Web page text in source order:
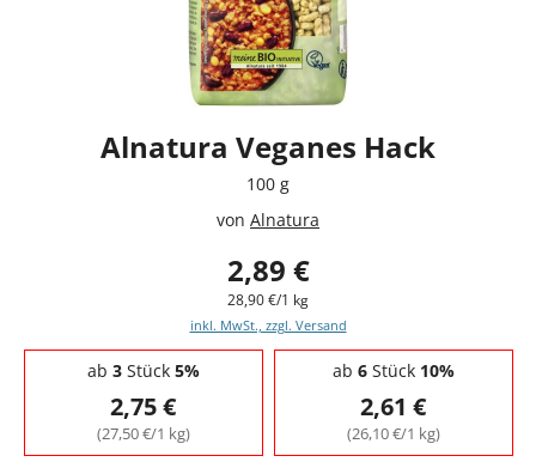
Alnatura Veganes Hack
100 g
von Alnatura
2,89 €
28,90 €/1 kg
inkl. MwSt., zzgl. Versand
Staffelpreise - Mengenrabatt
ab 3Stück 5%
2,75 €
(27,50 €/1 kg)
ab 6Stück 10%
2,61 €
(26,10 €/1 kg)